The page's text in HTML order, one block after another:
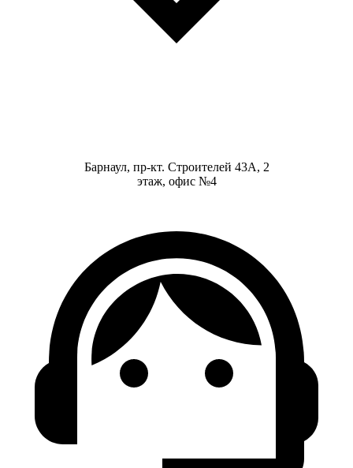
Барнаул, пр-кт. Строителей 43А, 2
этаж, офис №4